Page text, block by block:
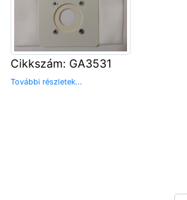
Cikkszám: GA3531
További részletek...